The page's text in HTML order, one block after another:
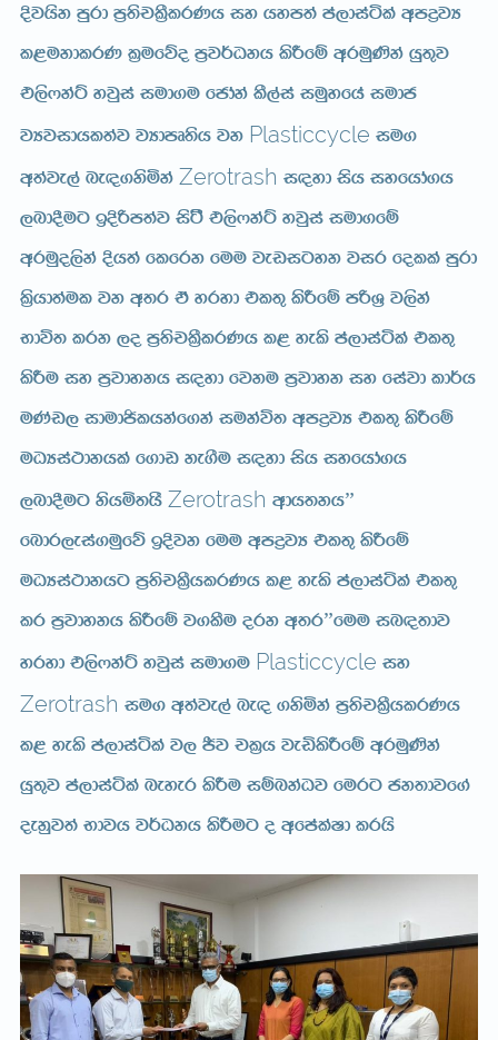
Èjhsk mqrd m%;spl%SlrKh iy hym;a ma,diaála wmøjH
l<ukdlrK l%ufõo m%j¾Okh lsÍfï wruq‚ka hq;=j
t,s*kaÜ yjqia iud.u fcdaka lS,aia iuQyfha iudc
jHjidhl;aj jHdmD;sh jk Plasticcycle iu.
w;aje,a ne|.ksñka Zerotrash i|yd ish iyfhda.h
,nd§ug bÈßm;aj isà’ t,s*kaÜ yjqia iud.fï
wruqo,ska Èh;a flfrk fuu jevigyk jir folla mqrd
l%shd;aul jk w;r ta yryd tl;= lsÍfï mßY% j,ska
Ndú; lrk ,o m%;spl%SlrKh l< yels ma,diaála tl;=
lsÍu iy m%jdykh i|yd fjku m%jdyk iy fiajd ld¾h
uKav, idudðlhkaf.ka iukaú; wmøjH tl;= lsÍfï
uOHia:dkhla f.dv ke.Su i|yd ish iyfhda.h
,nd§ug kshñ;h’ Zerotrash wdh;kh”
fndr,eia.uqfõ bÈjk fuu wmøjH tl;= lsÍfï
uOHia:dkhg m%;spl%ShlrKh l< yels ma,diaála tl;=
lr m%jdykh lsÍfï j.lSu ork w;r”fuu in|;dj
yryd t,s*kaÜ yjqia iud.u Plasticcycle iy
Zerotrash iu. w;aje,a ne| .ksñka m%;spl%ShlrKh
l< yels ma,diaála j, Ôj pl%h jeälsÍfï wruq‚ka
hq;=j ma,diaála neyer lsÍu iïnkaOj furg ck;djf.a
oekqj;a Ndjh j¾Okh lsÍug o wfmalaId lrhs